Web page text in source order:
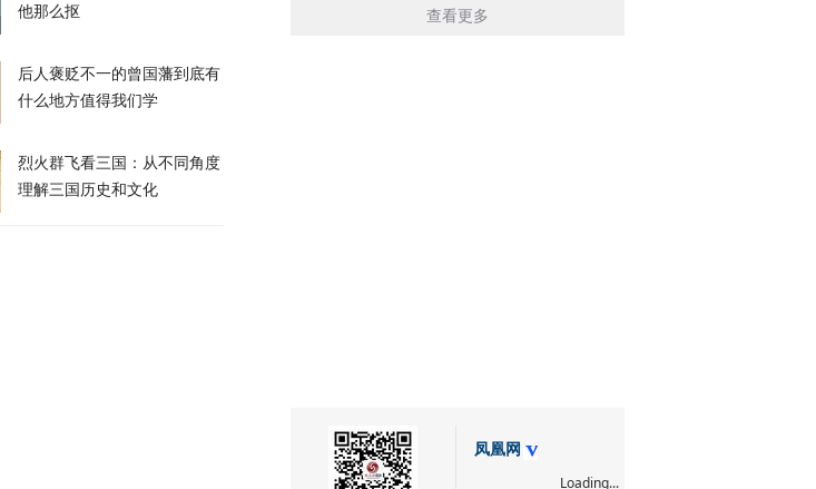
他那么抠
后人褒贬不一的曾国藩到底有
什么地方值得我们学
烈火群飞看三国：从不同角度
理解三国历史和文化
查看更多
凤凰网
Loading...